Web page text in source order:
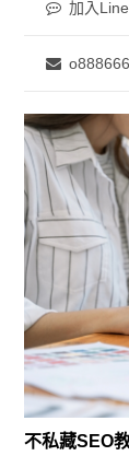
加入
不私藏SEO